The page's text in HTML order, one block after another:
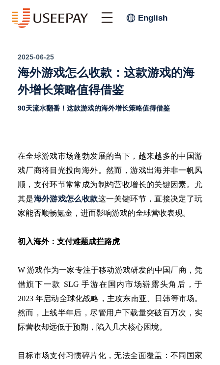
English
2025-06-25
海外游戏怎么收款：这款游戏的海
外增长策略值得借鉴
90天流水翻番！这款游戏的海外增长策略值得借鉴
在全球游戏市场蓬勃发展的当下，越来越多的中国游
戏厂商将目光投向海外。然而，游戏出海并非一帆风
顺，支付环节常常成为制约营收增长的关键因素。尤
其是海外游戏怎么收款这一关键环节，直接决定了玩
家能否顺畅氪金，进而影响游戏的全球营收表现。
初入海外：支付难题成拦路虎
W 游戏作为一家专注于移动游戏研发的中国厂商，凭
借旗下一款 SLG 手游在国内市场崭露头角后，于
2023 年启动全球化战略，主攻东南亚、日韩等市场。
然而，上线半年后，尽管用户下载量突破百万次，实
际营收却远低于预期，陷入几大核心困境。
目标市场支付习惯碎片化，无法全面覆盖：不同国家